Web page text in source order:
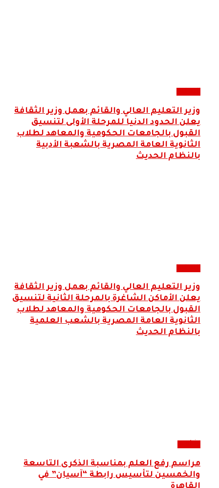
وزير التعليم العالي والقائم بعمل وزير الثقافة
يعلن الحدود الدنيا للمرحلة الأولى لتنسيق
القبول بالجامعات الحكومية والمعاهد لطلاب
الثانوية العامة المصرية بالشعبة الأدبية
بالنظام الحديث
وزير التعليم العالي والقائم بعمل وزير الثقافة
يعلن الأماكن الشاغرة بالمرحلة الثانية لتنسيق
القبول بالجامعات الحكومية والمعاهد لطلاب
الثانوية العامة المصرية بالشعب العلمية
بالنظام الحديث
مراسم رفع العلم بمناسبة الذكرى التاسعة
والخمسين لتأسيس رابطة “آسيان” في